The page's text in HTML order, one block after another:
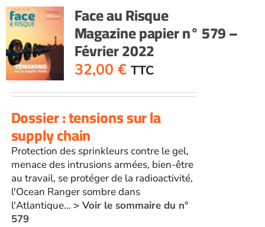
578
-
Décembre
2021-
janvier
Face au Risque
Magazine papier n° 579 –
Février 2022
32,00 € TTC
Dossier : tensions sur la
supply chain
Protection des sprinkleurs contre le gel,
menace des intrusions armées, bien-être
au travail, se protéger de la radioactivité,
l'Ocean Ranger sombre dans
l'Atlantique... > Voir le sommaire du n°
579